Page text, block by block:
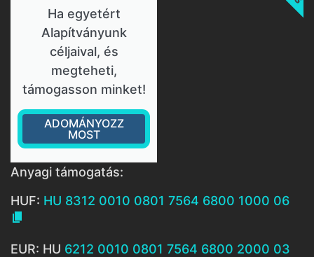
Ha egyetért
Alapítványunk
céljaival, és
megteheti,
támogasson minket!
ADOMÁNYOZZ
MOST
Anyagi támogatás:
HUF: HU 8312 0010 0801 7564 6800 1000 06

EUR: HU 6212 0010 0801 7564 6800 2000 03